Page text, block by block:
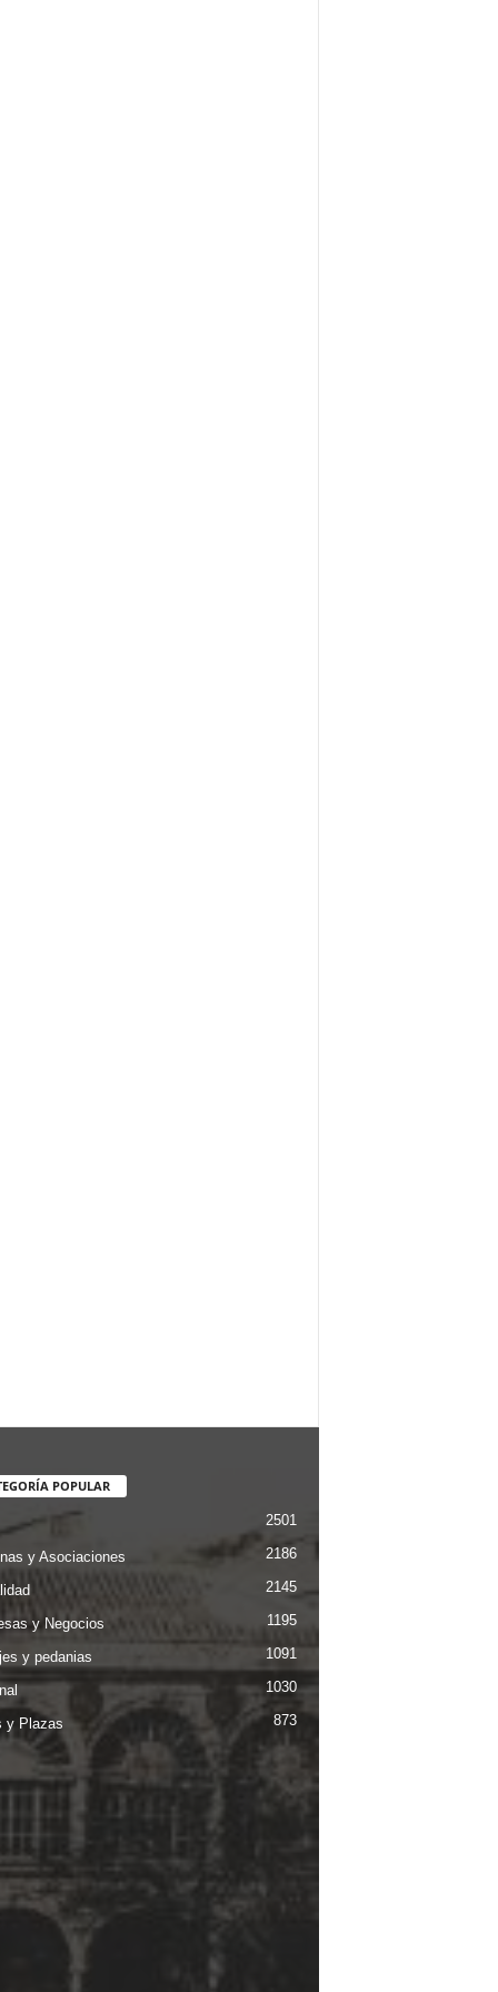
POPULAR
2501
y Asociaciones 2186
2145
y Negocios 1195
y pedanias 1091
1030
y Plazas 873